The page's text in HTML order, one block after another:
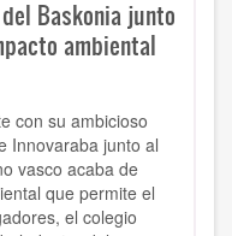
Baskonia junto
ambiental
con su ambicioso
Innovaraba junto al
vasco acaba de
que permite el
el colegio